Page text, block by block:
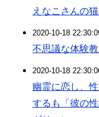
えなこさんの
2020-10-18
不思議な体験
2020-10-18
幽霊に恋し、
するも「彼の